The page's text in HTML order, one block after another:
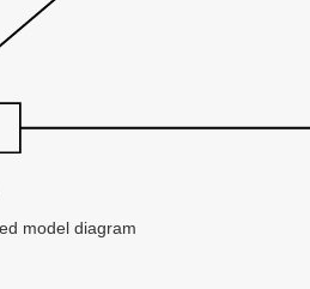
model diagram